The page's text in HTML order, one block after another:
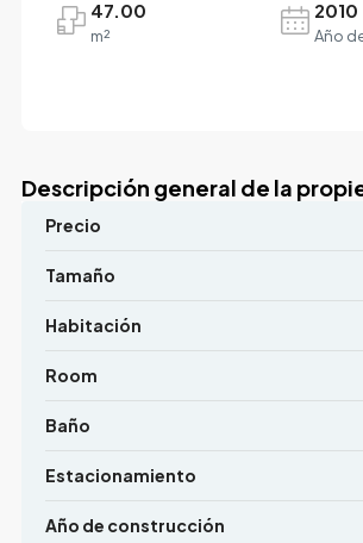
47.00
m²
2010
Año
Descripción general de la
Precio
Tamaño
Habitación
Room
Baño
Estacionamiento
Año de construcción